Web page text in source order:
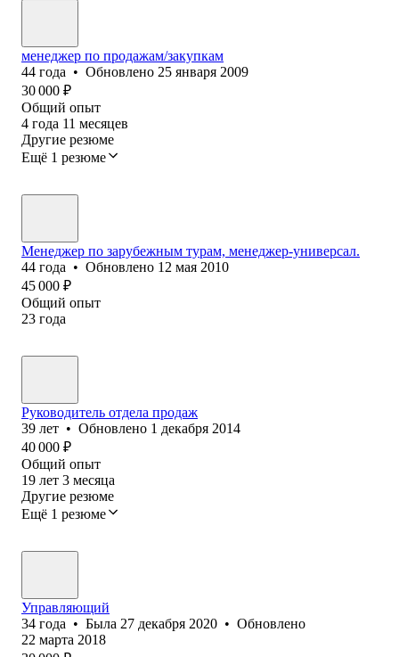
менеджер по продажам/закупкам
44 года • Обновлено 25 января 2009
30 000 ₽
Общий опыт
4 года 11 месяцев
Другие резюме
Ещё 1 резюме
Менеджер по зарубежным турам, менеджер-универсал.
44 года • Обновлено 12 мая 2010
45 000 ₽
Общий опыт
23 года
Руководитель отдела продаж
39 лет • Обновлено 1 декабря 2014
40 000 ₽
Общий опыт
19 лет 3 месяца
Другие резюме
Ещё 1 резюме
Управляющий
34 года • Была 27 декабря 2020 • Обновлено
22 марта 2018